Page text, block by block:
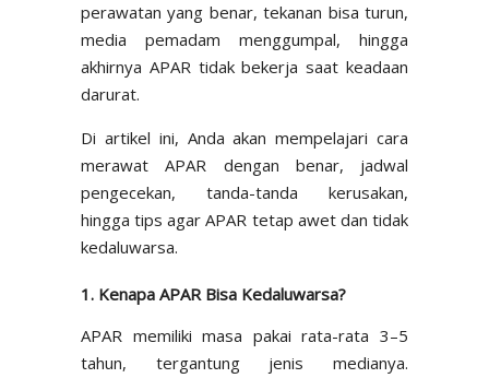
perawatan yang benar, tekanan bisa turun,
media pemadam menggumpal, hingga
akhirnya APAR tidak bekerja saat keadaan
darurat.
Di artikel ini, Anda akan mempelajari cara
merawat APAR dengan benar, jadwal
pengecekan, tanda-tanda kerusakan,
hingga tips agar APAR tetap awet dan tidak
kedaluwarsa.
1. Kenapa APAR Bisa Kedaluwarsa?
APAR memiliki masa pakai rata-rata 3–5
tahun, tergantung jenis medianya.